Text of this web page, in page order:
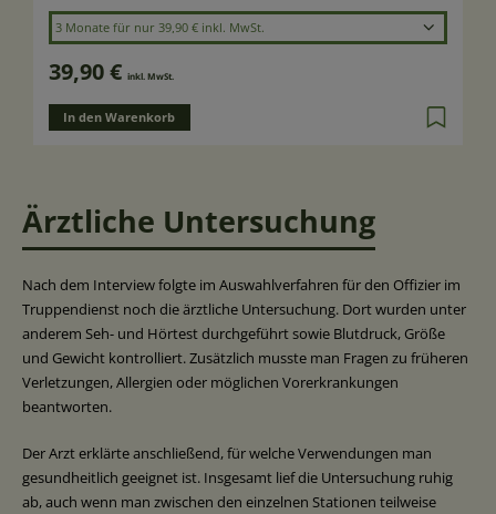
3 Monate für nur 39,90 € inkl. MwSt.
39,90 € inkl. MwSt.
In den Warenkorb
Ärztliche Untersuchung
Nach dem Interview folgte im Auswahlverfahren für den Offizier im
Truppendienst noch die ärztliche Untersuchung. Dort wurden unter
anderem Seh- und Hörtest durchgeführt sowie Blutdruck, Größe
und Gewicht kontrolliert. Zusätzlich musste man Fragen zu früheren
Verletzungen, Allergien oder möglichen Vorerkrankungen
beantworten.
Der Arzt erklärte anschließend, für welche Verwendungen man
gesundheitlich geeignet ist. Insgesamt lief die Untersuchung ruhig
ab, auch wenn man zwischen den einzelnen Stationen teilweise